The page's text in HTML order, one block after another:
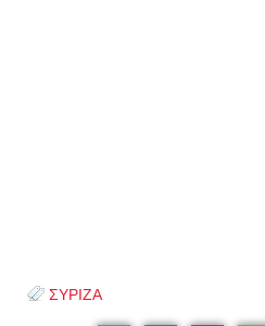
ΣΥΡΙΖΑ